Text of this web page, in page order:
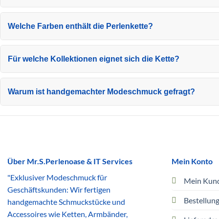
Welche Farben enthält die Perlenkette?
Für welche Kollektionen eignet sich die Kette?
Warum ist handgemachter Modeschmuck gefragt?
Über Mr.S.Perlenoase & IT Services
"Exklusiver Modeschmuck für
Geschäftskunden: Wir fertigen
handgemachte Schmuckstücke und
Accessoires wie Ketten, Armbänder,
Mein Konto
Mein